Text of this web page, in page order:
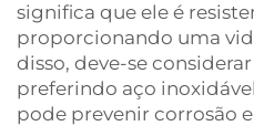
significa que ele é
proporcionando uma
disso, deve-se
preferindo aço
pode prevenir corrosão